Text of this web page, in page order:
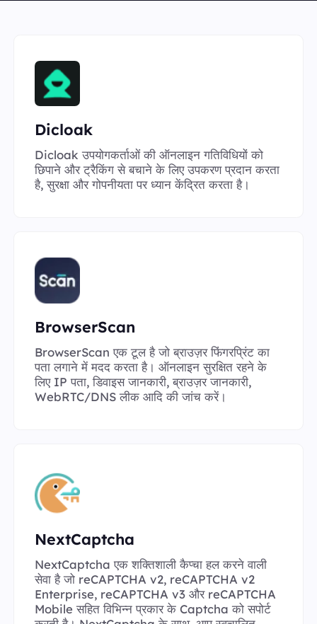
Dicloak
Dicloak उपयोगकर्ताओं की ऑनलाइन गतिविधियों को
छिपाने और ट्रैकिंग से बचाने के लिए उपकरण प्रदान करता
है, सुरक्षा और गोपनीयता पर ध्यान केंद्रित करता है।
BrowserScan
BrowserScan एक टूल है जो ब्राउज़र फिंगरप्रिंट का
पता लगाने में मदद करता है। ऑनलाइन सुरक्षित रहने के
लिए IP पता, डिवाइस जानकारी, ब्राउज़र जानकारी,
WebRTC/DNS लीक आदि की जांच करें।
NextCaptcha
NextCaptcha एक शक्तिशाली कैप्चा हल करने वाली
सेवा है जो reCAPTCHA v2, reCAPTCHA v2
Enterprise, reCAPTCHA v3 और reCAPTCHA
Mobile सहित विभिन्न प्रकार के Captcha को सपोर्ट